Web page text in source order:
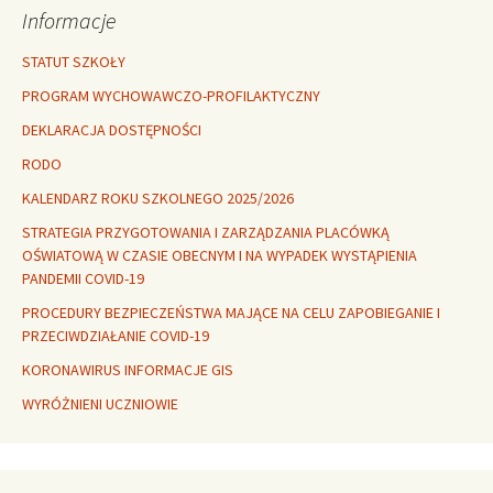
Informacje
STATUT SZKOŁY
PROGRAM WYCHOWAWCZO-PROFILAKTYCZNY
DEKLARACJA DOSTĘPNOŚCI
RODO
KALENDARZ ROKU SZKOLNEGO 2025/2026
STRATEGIA PRZYGOTOWANIA I ZARZĄDZANIA PLACÓWKĄ
OŚWIATOWĄ W CZASIE OBECNYM I NA WYPADEK WYSTĄPIENIA
PANDEMII COVID-19
PROCEDURY BEZPIECZEŃSTWA MAJĄCE NA CELU ZAPOBIEGANIE I
PRZECIWDZIAŁANIE COVID-19
KORONAWIRUS INFORMACJE GIS
WYRÓŻNIENI UCZNIOWIE